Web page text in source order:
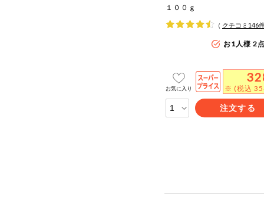
１００ｇ
（ クチコミ 146
お1人様 2
お気に入り ※ (税込
注文する